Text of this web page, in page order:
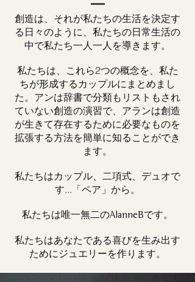
創造は、それが私たちの生活を決定す
る日々のように、私たちの日常生活の
中で私たち一人一人を導きます。
私たちは、これら2つの概念を、私た
ちが形成するカップルにまとめまし
た。アンは辞書で分類もリストもされ
ていない創造の演習で、アランは創造
が生きて存在するために必要なものを
拡張する方法を簡単に知ることができ
ます。
私たちはカップル、二項式、デュオで
す...「ペア」から。
私たちは唯一無二のAlanneBです。
私たちはあなたである喜びを生み出す
ためにジュエリーを作ります。